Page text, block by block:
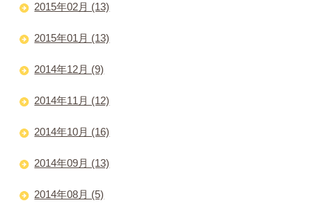
2015年02月 (13)
2015年01月 (13)
2014年12月 (9)
2014年11月 (12)
2014年10月 (16)
2014年09月 (13)
2014年08月 (5)